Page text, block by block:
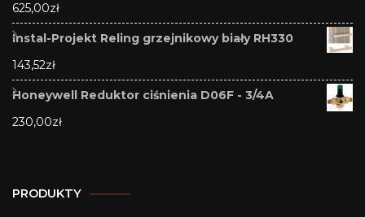
625,00zł
Instal-Projekt Reling grzejnikowy biały RH330
143,52zł
Honeywell Reduktor ciśnienia D06F - 3/4A
230,00zł
PRODUKTY